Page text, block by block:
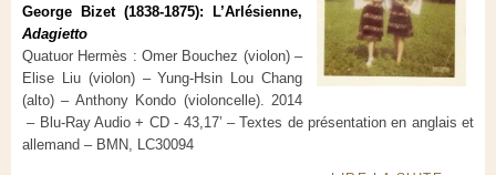
George Bizet (1838-1875): L’Arlésienne,
Adagietto
Quatuor Hermès : Omer Bouchez (violon) –
Elise Liu (violon) – Yung-Hsin Lou Chang
(alto) – Anthony Kondo (violoncelle). 2014
– Blu-Ray Audio + CD - 43,17’ – Textes de présentation en anglais et
allemand – BMN, LC30094